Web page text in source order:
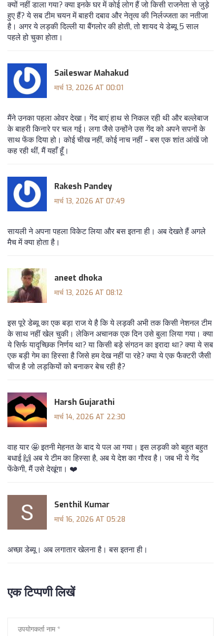
क्यों नहीं डाला गया? क्या इनके घर में कोई लोग हैं जो किसी राजनेता से जुड़े
हुए हैं? ये सब टीम चयन में बाहरी दबाव और नेतृत्व की निर्लज्जता का नतीजा
है। अगर ये लड़की दिल्ली या बैंगलोर की होती, तो शायद ये डेब्यू 5 साल
पहले हो चुका होता।
Saileswar Mahakud
मार्च 13, 2026 AT 00:01
मैंने उनका पहला ओवर देखा। गेंद बाएं हाथ से निकल रही थी और बल्लेबाज
के बाहरी किनारे पर चल गई। लगा जैसे उन्होंने उस गेंद को अपने सपनों के
साथ फेंक दिया हो। कोई चीख नहीं, कोई नाच नहीं - बस एक शांत आंखें जो
कह रही थीं, मैं यहाँ हूँ।
Rakesh Pandey
मार्च 13, 2026 AT 07:49
सायली ने अपना पहला विकेट लिया और बस इतना ही। अब देखते हैं अगले
मैच में क्या होता है।
aneet dhoka
मार्च 13, 2026 AT 08:12
इस पूरे डेब्यू का एक बड़ा राज ये है कि ये लड़की अभी तक किसी नेशनल टीम
के साथ नहीं खेल चुकी। लेकिन अचानक एक दिन उसे बुला लिया गया। क्या
ये सिर्फ यादृच्छिक निर्णय था? या किसी बड़े संगठन का इरादा था? क्या ये सब
एक बड़ी गेम का हिस्सा है जिसे हम देख नहीं पा रहे? क्या ये एक फैक्टरी जैसी
चीज है जो लड़कियों को बनाकर बेच रही है?
Harsh Gujarathi
मार्च 14, 2026 AT 22:30
वाह यार 🤩 इतनी मेहनत के बाद ये पल आ गया। इस लड़की को बहुत बहुत
बधाई 🙌 अब ये टीम का हिस्सा है, अब ये देश का गौरव है। जब भी ये गेंद
फेंकेगी, मैं उसे देखूंगा। ❤️
Senthil Kumar
मार्च 16, 2026 AT 05:28
अच्छा डेब्यू। अब लगातार खेलना है। बस इतना ही।
एक टिप्पणी लिखें